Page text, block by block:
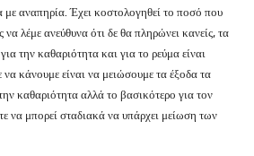
με αναπηρία. Έχει κοστολογηθεί το ποσό που
να λέμε ανεύθυνα ότι δε θα πληρώνει κανείς, τα
την καθαριότητα και για το ρεύμα είναι
κάνουμε είναι να μειώσουμε τα έξοδα τα
καθαριότητα αλλά το βασικότερο για τον
να μπορεί σταδιακά να υπάρχει μείωση των